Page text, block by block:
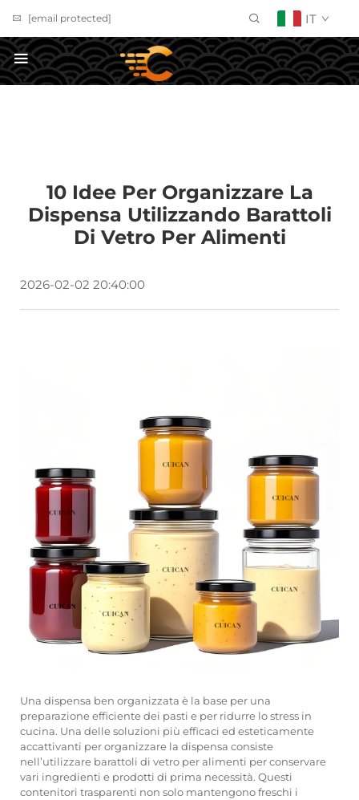
[email protected] IT
10 Idee Per Organizzare La
Dispensa Utilizzando Barattoli
Di Vetro Per Alimenti
2026-02-02 20:40:00
Una dispensa ben organizzata è la base per una
preparazione efficiente dei pasti e per ridurre lo stress in
cucina. Una delle soluzioni più efficaci ed esteticamente
accattivanti per organizzare la dispensa consiste
nell’utilizzare barattoli di vetro per alimenti per conservare
vari ingredienti e prodotti di prima necessità. Questi
contenitori trasparenti non solo mantengono freschi i